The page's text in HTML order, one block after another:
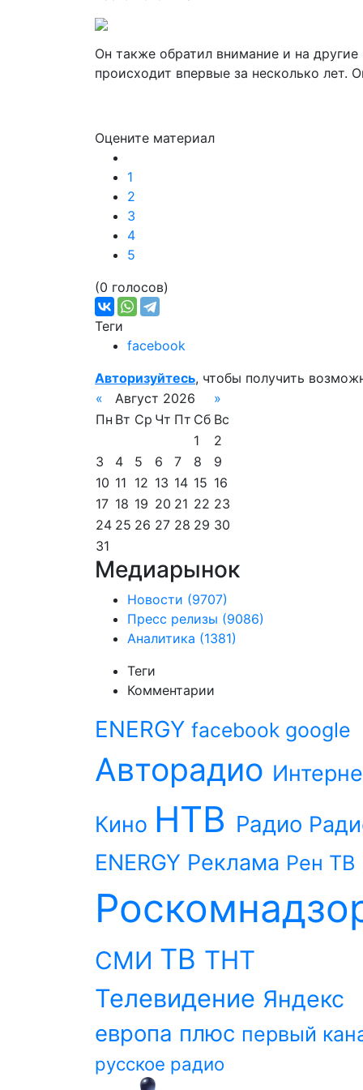
Он также обратил внимание и на
происходит впервые за несколько лет.
Оцените материал
1
2
3
4
5
(0 голосов)
Теги
facebook
Авторизуйтесь, чтобы получить
«
Август 2026
»
Пн Вт Ср Чт Пт Сб Вс
1
2
3
4 5 6 7 8
9
10 11 12 13 14 15 16
17 18 19 20 21 22 23
24 25 26 27 28 29 30
31
Медиарынок
Новости (9707)
Пресс релизы (9086)
Аналитика (1381)
Теги
Комментарии
ENERGY facebook google
Авторадио
Кино НТВ Радио
ENERGY Реклама Рен ТВ
СМИ ТВ ТНТ
Телевидение Яндекс
европа плюс первый
русское радио